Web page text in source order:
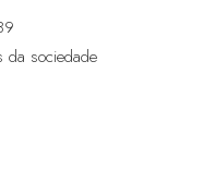
da sociedade